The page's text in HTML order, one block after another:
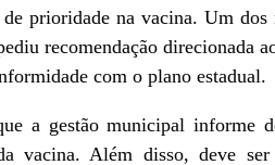
prioridade na vacina. Um
recomendação direcionada
com o plano estadual.
a gestão municipal informe
vacina. Além disso, deve